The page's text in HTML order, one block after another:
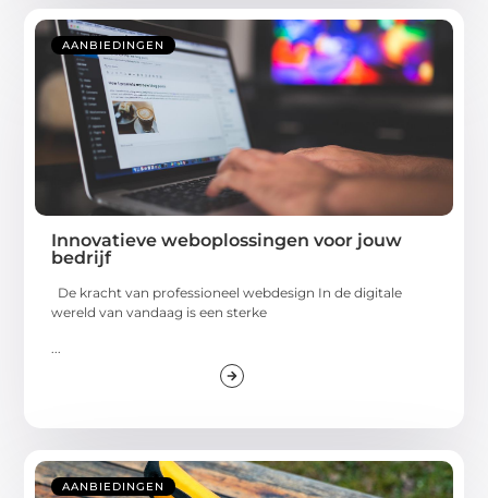
AANBIEDINGEN
Innovatieve weboplossingen voor jouw
bedrijf
De kracht van professioneel webdesign In de digitale
wereld van vandaag is een sterke
AANBIEDINGEN